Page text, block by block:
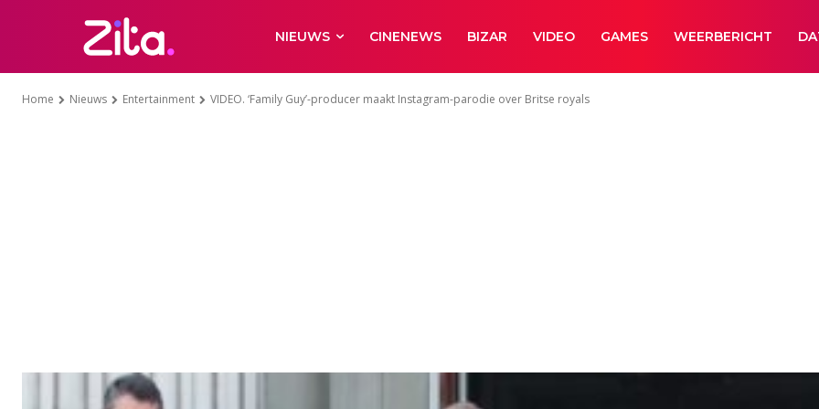
NIEUWS CINENEWS BIZAR VIDEO GAMES WEERBERICHT
Home Nieuws Entertainment VIDEO. ‘Family Guy’-producer maakt Instagram-parodie over Britse royals